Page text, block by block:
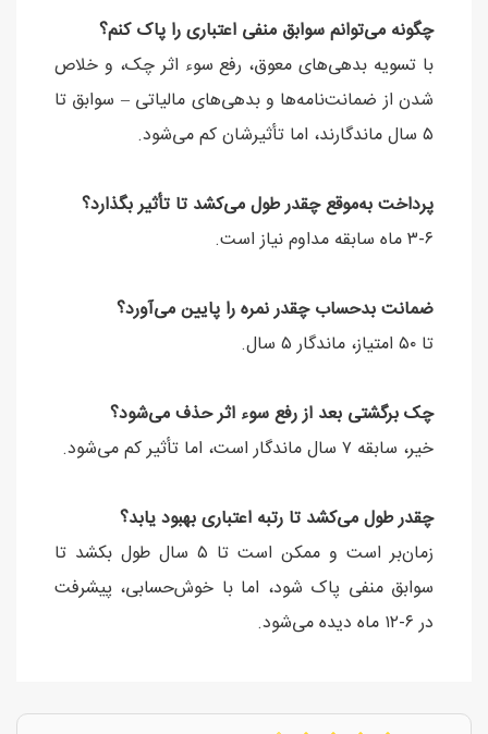
چگونه می‌توانم سوابق منفی اعتباری را پاک کنم؟
با تسویه بدهی‌های معوق، رفع سوء اثر چک، و خلاص
شدن از ضمانت‌نامه‌ها و بدهی‌های مالیاتی – سوابق تا
۵ سال ماندگارند، اما تأثیرشان کم می‌شود.
پرداخت به‌موقع چقدر طول می‌کشد تا تأثیر بگذارد؟
۳-۶ ماه سابقه مداوم نیاز است.
ضمانت بدحساب چقدر نمره را پایین می‌آورد؟
تا ۵۰ امتیاز، ماندگار ۵ سال.
چک برگشتی بعد از رفع سوء اثر حذف می‌شود؟
خیر، سابقه ۷ سال ماندگار است، اما تأثیر کم می‌شود.
چقدر طول می‌کشد تا رتبه اعتباری بهبود یابد؟
زمان‌بر است و ممکن است تا ۵ سال طول بکشد تا
سوابق منفی پاک شود، اما با خوش‌حسابی، پیشرفت
در ۶-۱۲ ماه دیده می‌شود.